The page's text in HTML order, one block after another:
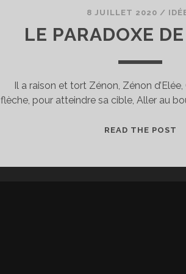
8 JUILLET 2020 /
LE PARADOXE
Il a raison et tort Zénon, Zénon
flèche, pour atteindre sa cible, Aller au
READ THE POST